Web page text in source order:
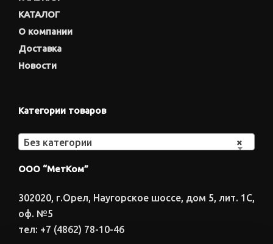
КАТАЛОГ
О компании
Доставка
Новости
Категории товаров
×
Без категории
ООО “МетКом”
302020, г.Орел, Наугорское шоссе, дом 5, лит. 1С,
оф. №5
тел: +7 (4862) 78-10-46